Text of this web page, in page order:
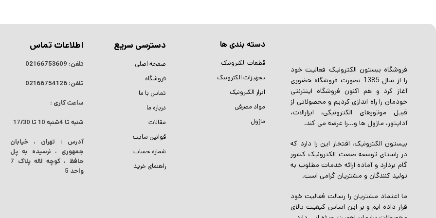
فروشگاه ببستون الکترونیک فعالیت خود
را از سال 1385 بصورت فروشگاه حضوری
آغاز کرد و هم اکنون فروشگاه اینترنتی
خودمان را راه اندازی کردیم و محصولاتی از
قبیل موتورهای الکترونیکی، ابزارالات،
آداپتور، ماژول ها و…را عرضه می کند.
بیستون الکترونیک، افتخار این را دارد که
در راستای توسعه صنعت الکترونیک کشور
گام بردارد و آماده ارائه خدمات مطلوب به
تولید کنندگان و مشتریان گرامی است.
ما اعتماد مشتریان را رسالت فعالیت خود
قرار داده ایم و بر این اساس کیفیت بالای
دسته بندی ها
قطعات الکترونیک
تجهیزات الکترونیک
ابزار الکترونیک
مواد مصرفی
ماژول
دسترسی سریع
صفحه اصلی
فروشگاه
تماس با ما
درباره ما
مقالات
قوانین سایت
شماره حساب
راهنمای خرید
اطلاعات تماس
تلفن: 02166753609
تلفن:02166754126
ساعت کاری :
شنبه تا 4شنبه 10 تا 17/30
آدرس : تهران ، خیابان
جمهوری ، نرسیده به پل
حافظ ، کوچه لاله پلاک 7
واحد 5